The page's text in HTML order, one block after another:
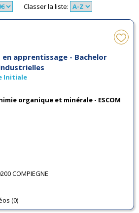
Classer la liste:
en apprentissage - Bachelor
Initiale
organique et minérale - ESCOM
COMPIEGNE
(0)